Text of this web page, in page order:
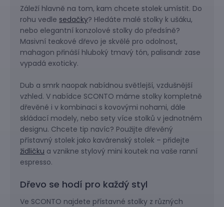
Záleží hlavně na tom, kam chcete stolek umístit. Do
rohu vedle sedačky? Hledáte malé stolky k ušáku,
nebo elegantní konzolové stolky do předsíně?
Masivní teakové dřevo je skvělé pro odolnost,
mahagon přináší hluboký tmavý tón, palisandr zase
vypadá exoticky.
Dub a smrk naopak nabídnou světlejší, vzdušnější
vzhled. V nabídce SCONTO máme stolky kompletně
dřevěné i v kombinaci s kovovými nohami, dále
skládací modely, nebo sety více stolků v jednotném
designu. Chcete tip navíc? Použijte dřevěný
přístavný stolek jako kavárenský stolek – přidejte
židličku a vznikne stylový mini koutek na vaše ranní
espresso.
Dřevo se hodí pro každý styl
Ve SCONTO najdete přístavné stolky z různých